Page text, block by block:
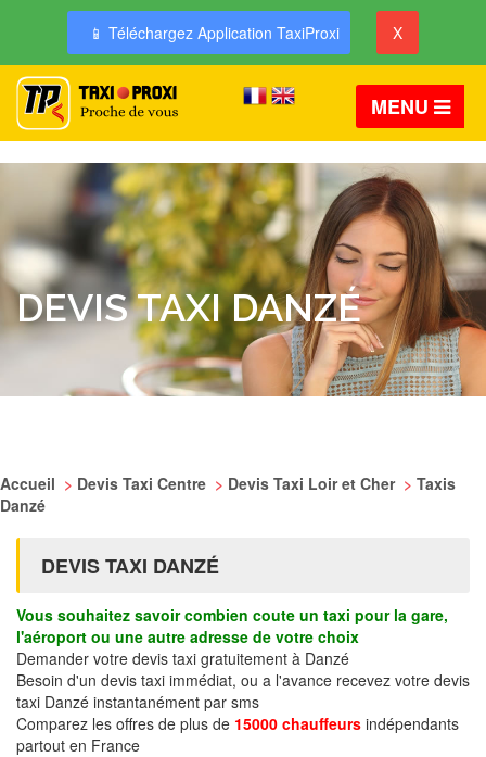
📱 Téléchargez Application TaxiProxi X
MENU
DEVIS TAXI DANZÉ
Accueil > Devis Taxi Centre > Devis Taxi Loir et Cher > Taxis
Danzé
DEVIS TAXI DANZÉ
Vous souhaitez savoir combien coute un taxi pour la gare,
l'aéroport ou une autre adresse de votre choix
Demander votre devis taxi gratuitement à Danzé
Besoin d'un devis taxi immédiat, ou a l'avance recevez votre devis
taxi Danzé instantanément par sms
Comparez les offres de plus de 15000 chauffeurs indépendants
partout en France